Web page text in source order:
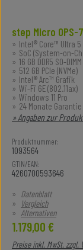
step Micro OPS-
Intel® Core™ Ultra 5
SoC (System-on-
16 GB DDR5 SO-DIMM
512 GB PCIe (NVMe)
Intel® Arc™ Grafik
Wi-Fi 6E (802.11ax)
Windows 11 Pro
24 Monate
» Angaben zur
Produktnummer:
1093564
GTIN/EAN:
4260700593646
Datenblatt
Vergleich
Alternativen
Regulärer Preis:
1.179,00 €
Preise inkl. MwSt. zzgl.